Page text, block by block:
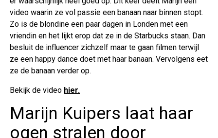
video waarin ze vol passie een banaan naar binnen stopt.
Zo is de blondine een paar dagen in Londen met een
vriendin en het lijkt erop dat ze in de Starbucks staan. Dan
besluit de influencer zichzelf maar te gaan filmen terwijl
ze een happy dance doet met haar banaan. Vervolgens eet
ze de banaan verder op.
Bekijk de video hier.
Marijn Kuipers laat haar
ogen stralen door